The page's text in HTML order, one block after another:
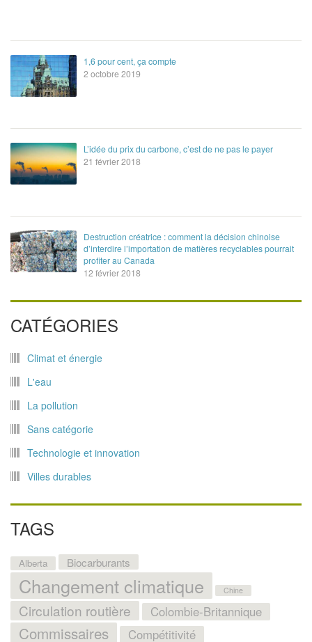
1,6 pour cent, ça compte
2 octobre 2019
L’idée du prix du carbone, c’est de ne pas le payer
21 février 2018
Destruction créatrice : comment la décision chinoise
d’interdire l’importation de matières recyclables pourrait
profiter au Canada
12 février 2018
CATÉGORIES
Climat et énergie
L'eau
La pollution
Sans catégorie
Technologie et innovation
Villes durables
TAGS
Alberta Biocarburants
Changement climatique Chine
Circulation routière Colombie-Britannique
Commissaires Compétitivité